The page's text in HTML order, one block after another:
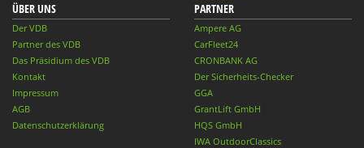
ÜBER UNS
Der VDB
Partner des VDB
Das Präsidium des VDB
Kontakt
Impressum
AGB
Datenschutzerklärung
PARTNER
Ampere AG
CarFleet24
CRONBANK AG
Der Sicherheits-Checker
GGA
GrantLift GmbH
HQS GmbH
IWA OutdoorClassics